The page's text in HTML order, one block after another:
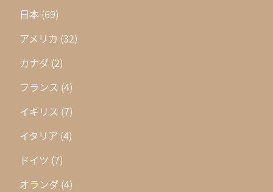
日本 (69)
アメリカ (32)
カナダ (2)
フランス (4)
イギリス (7)
イタリア (4)
ドイツ (7)
オランダ (4)